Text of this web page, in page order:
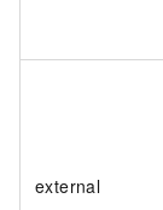
external